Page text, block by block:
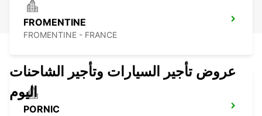
FROMENTINE
FROMENTINE - FRANCE
PORNIC
عروض تأجير السيارات وتأجير الشاحنات
اليوم